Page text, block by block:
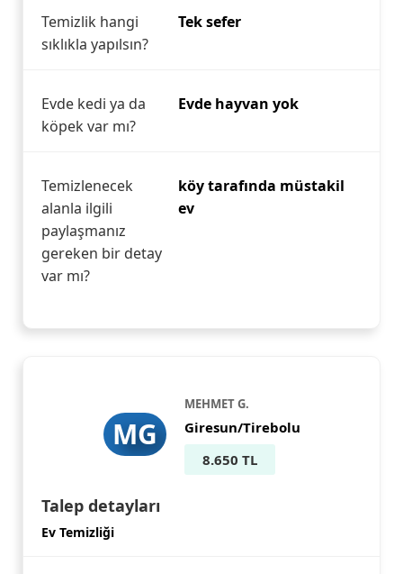
Temizlik hangi
sıklıkla yapılsın?
Tek sefer
Evde kedi ya da
köpek var mı?
Evde hayvan yok
Temizlenecek
alanla ilgili
paylaşmanız
gereken bir detay
var mı?
köy tarafında müstakil
ev
MG
MEHMET G.
Giresun/Tirebolu
8.650 TL
Talep detayları
Ev Temizliği